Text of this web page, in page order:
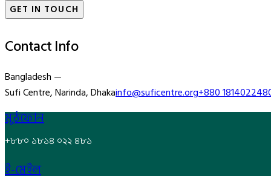
Contact Info
Bangladesh —
Sufi Centre, Narinda, Dhakainfo@suficentre.org+880
মুঠফোন
+৮৮০ ১৮১৪ ০২২ ৪৮১
ই-মেইল